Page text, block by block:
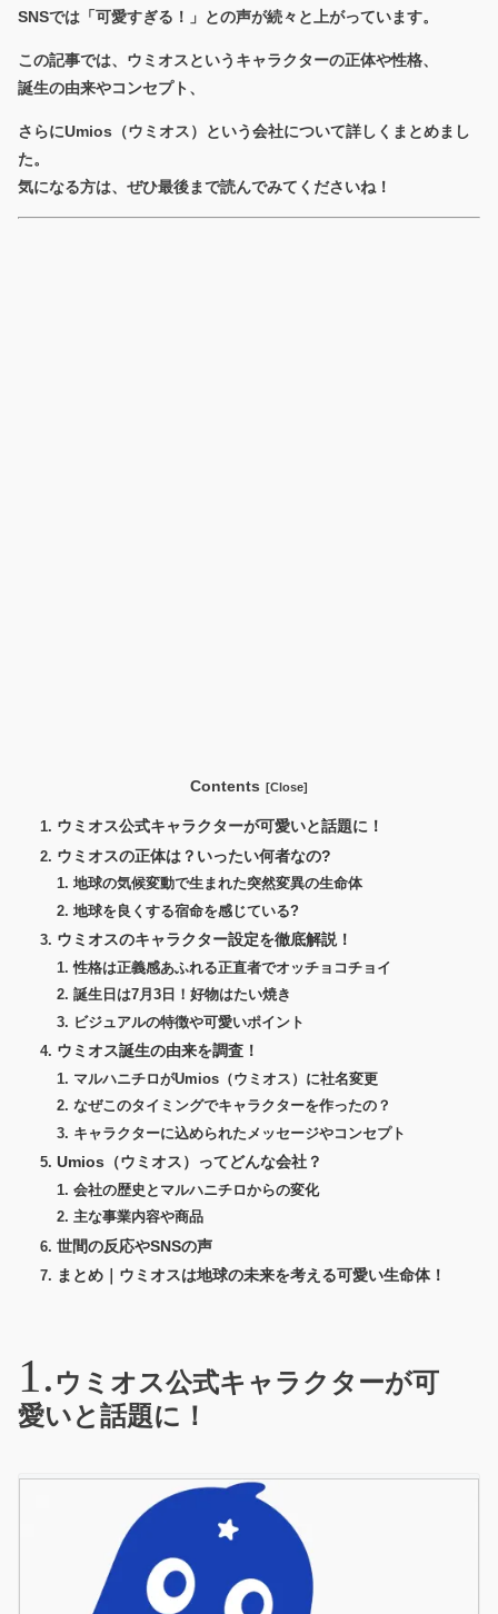
SNSでは「可愛すぎる！」との声が続々と上がっています。
この記事では、ウミオスというキャラクターの正体や性格、
誕生の由来やコンセプト、
さらにUmios（ウミオス）という会社について詳しくまとめまし
た。
気になる方は、ぜひ最後まで読んでみてくださいね！
Contents
ウミオス公式キャラクターが可愛いと話題に！
ウミオスの正体は？いったい何者なの?
地球の気候変動で生まれた突然変異の生命体
地球を良くする宿命を感じている?
ウミオスのキャラクター設定を徹底解説！
性格は正義感あふれる正直者でオッチョコチョイ
誕生日は7月3日！好物はたい焼き
ビジュアルの特徴や可愛いポイント
ウミオス誕生の由来を調査！
マルハニチロがUmios（ウミオス）に社名変更
なぜこのタイミングでキャラクターを作ったの？
キャラクターに込められたメッセージやコンセプト
Umios（ウミオス）ってどんな会社？
会社の歴史とマルハニチロからの変化
主な事業内容や商品
世間の反応やSNSの声
まとめ｜ウミオスは地球の未来を考える可愛い生命体！
ウミオス公式キャラクターが可
愛いと話題に！